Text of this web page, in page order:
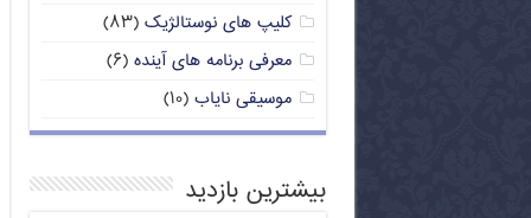
کلیپ های نوستالژیک (۸۳)
معرفی برنامه های آینده (۶)
موسیقی نایاب (۱۰)
بیشترین بازدید